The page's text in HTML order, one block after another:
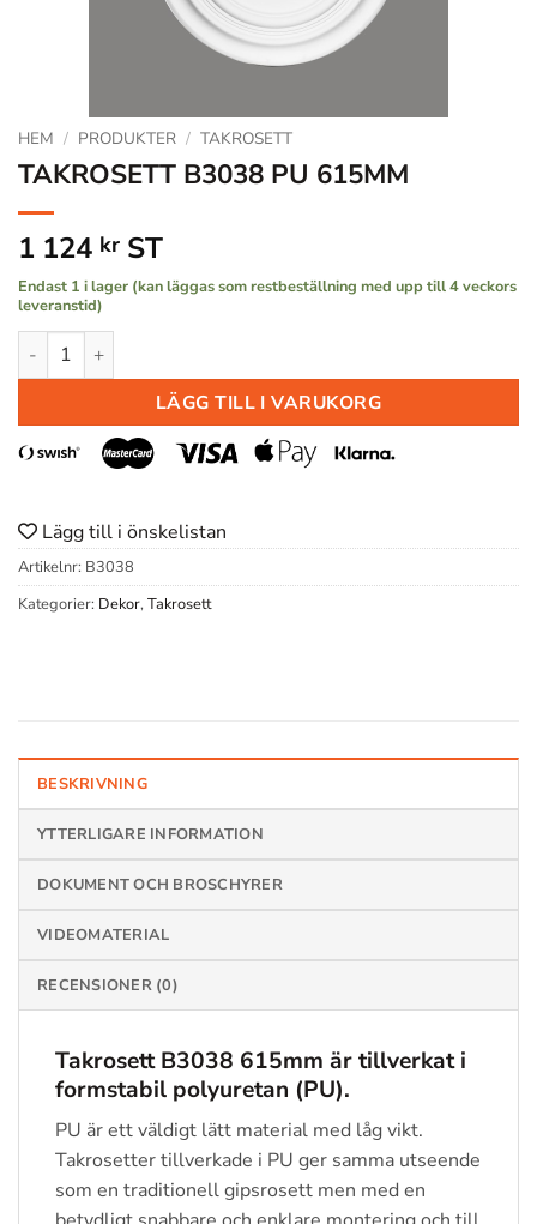
HEM / PRODUKTER / TAKROSETT
TAKROSETT B3038 PU 615MM
1 124 kr ST
Endast 1 i lager (kan läggas som restbeställning med upp till 4 veckors
leveranstid)
TAKROSETT B3038 PU 615MM mängd
LÄGG TILL I VARUKORG
Lägg till i önskelistan
Artikelnr: B3038
Kategorier: Dekor, Takrosett
BESKRIVNING
YTTERLIGARE INFORMATION
DOKUMENT OCH BROSCHYRER
VIDEOMATERIAL
RECENSIONER (0)
Takrosett B3038 615mm är tillverkat i
formstabil polyuretan (PU).
PU är ett väldigt lätt material med låg vikt.
Takrosetter tillverkade i PU ger samma utseende
som en traditionell gipsrosett men med en